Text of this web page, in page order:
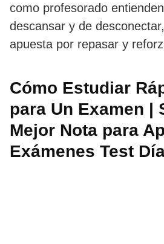
como profesorado
descansar y de
apuesta por repasar y
Cómo Estudiar
para Un Examen |
Mejor Nota para
Exámenes Test